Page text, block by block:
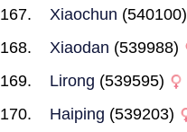
Xiaochun (540100)
Xiaodan (539988)
Lirong (539595)
Haiping (539203)